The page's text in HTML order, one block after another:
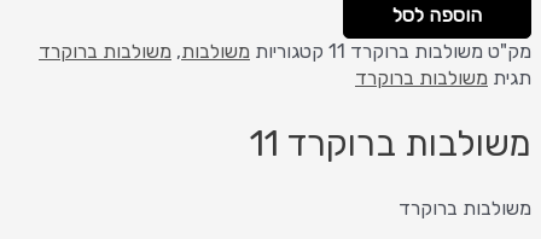
הוספה לסל
מק"ט משולבות ברוקרד 11 קטגוריות משולבות, משולבות ברוקרד
תגית משולבות ברוקרד
משולבות ברוקרד 11
משולבות ברוקרד